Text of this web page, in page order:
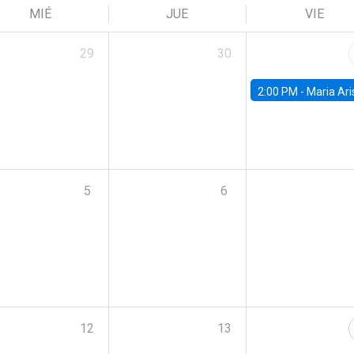
MIÉ JUE VIE
29 30
2:00 PM - Maria Aristizabal-Ramirez,
5 6
12 13